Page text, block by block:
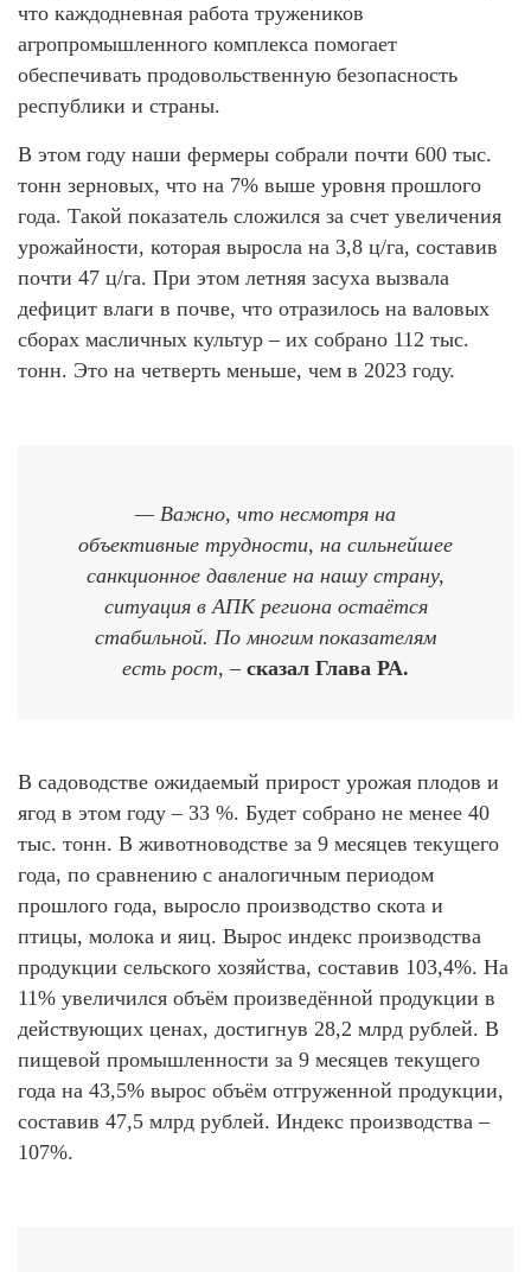
что каждодневная работа тружеников
агропромышленного комплекса помогает
обеспечивать продовольственную безопасность
республики и страны.
В этом году наши фермеры собрали почти 600 тыс.
тонн зерновых, что на 7% выше уровня прошлого
года. Такой показатель сложился за счет увеличения
урожайности, которая выросла на 3,8 ц/га, составив
почти 47 ц/га. При этом летняя засуха вызвала
дефицит влаги в почве, что отразилось на валовых
сборах масличных культур – их собрано 112 тыс.
тонн. Это на четверть меньше, чем в 2023 году.
— Важно, что несмотря на
объективные трудности, на сильнейшее
санкционное давление на нашу страну,
ситуация в АПК региона остаётся
стабильной. По многим показателям
есть рост, – сказал Глава РА.
В садоводстве ожидаемый прирост урожая плодов и
ягод в этом году – 33 %. Будет собрано не менее 40
тыс. тонн. В животноводстве за 9 месяцев текущего
года, по сравнению с аналогичным периодом
прошлого года, выросло производство скота и
птицы, молока и яиц. Вырос индекс производства
продукции сельского хозяйства, составив 103,4%. На
11% увеличился объём произведённой продукции в
действующих ценах, достигнув 28,2 млрд рублей. В
пищевой промышленности за 9 месяцев текущего
года на 43,5% вырос объём отгруженной продукции,
составив 47,5 млрд рублей. Индекс производства –
107%.